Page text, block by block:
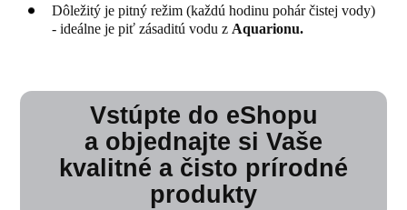
Dôležitý je pitný režim (každú hodinu pohár čistej vody)
- ideálne je piť zásaditú vodu z Aquarionu.
Vstúpte do eShopu
a objednajte si Vaše
kvalitné a čisto prírodné
produkty